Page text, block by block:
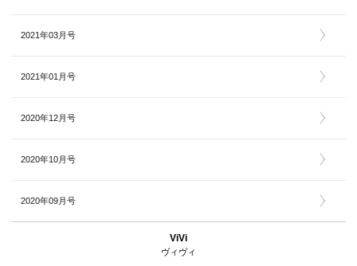
2021年03月号
2021年01月号
2020年12月号
2020年10月号
2020年09月号
ViVi
ヴィヴィ